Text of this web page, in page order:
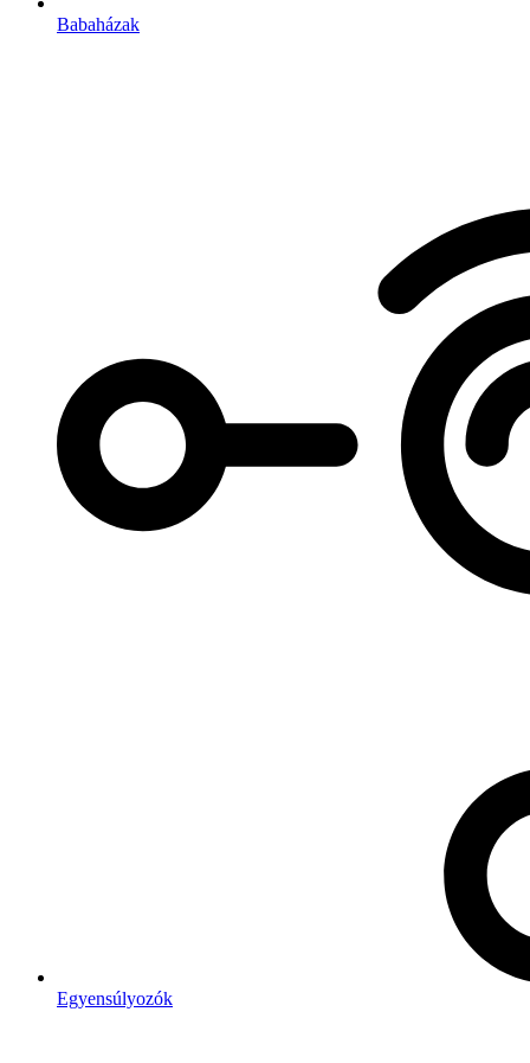
Babaházak
Egyensúlyozók